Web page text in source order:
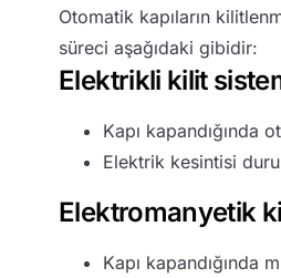
Otomatik kapıların
süreci aşağıdaki gibidir:
Elektrikli kilit
Kapı kapandığında
Elektrik kesintisi
Elektromanyetik
Kapı kapandığında